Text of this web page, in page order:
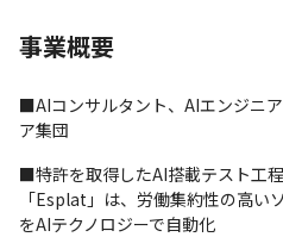
事業概要
■AIコンサルタント、AIエンジニ
ア集団
■特許を取得したAI搭載テスト工
「Esplat」は、労働集約性の高い
をAIテクノロジーで自動化